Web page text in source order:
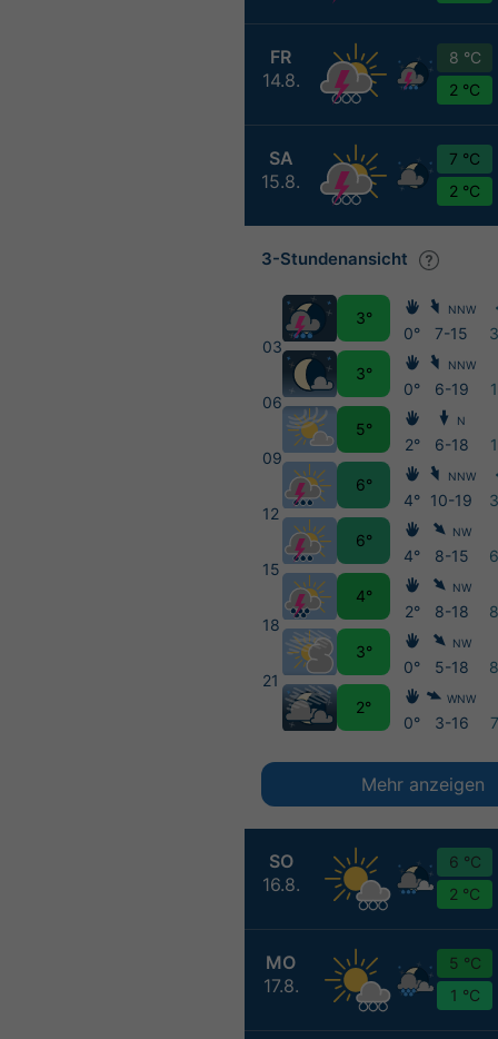
FR
14.8.
8 °C
2 °C
SA
15.8.
7 °C
2 °C
SO
16.8.
6 °C
2 °C
MO
17.8.
5 °C
1 °C
3-Stundenansicht
03
06
09
12
15
18
21
3°
3°
5°
6°
6°
4°
3°
2°
0°
0°
2°
4°
4°
2°
0°
0°
NNW
7-15
NNW
6-19
N
6-18
NNW
10-19
NW
8-15
NW
8-18
NW
5-18
WNW
3-16
Mehr anzeigen